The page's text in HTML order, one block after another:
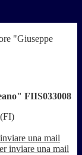
"Giuseppe
FIIS033008
una mail
inviare una mail